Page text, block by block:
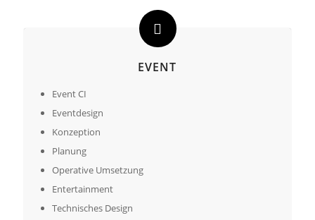
EVENT
Event CI
Eventdesign
Konzeption
Planung
Operative Umsetzung
Entertainment
Technisches Design